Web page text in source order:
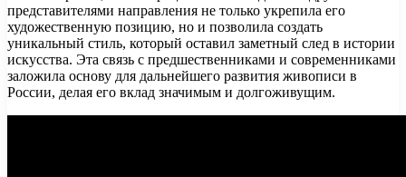
представителями направления не только укрепила его
художественную позицию, но и позволила создать
уникальный стиль, который оставил заметный след в истории
искусства. Эта связь с предшественниками и современниками
заложила основу для дальнейшего развития живописи в
России, делая его вклад значимым и долгоживущим.